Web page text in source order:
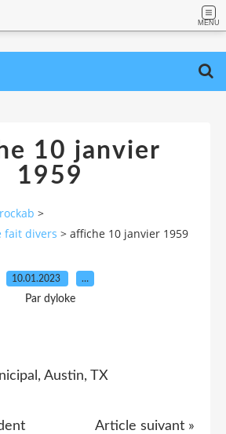
MENU
10 janvier
1959
>
fait divers > affiche 10 janvier 1959
10.01.2023 …
Par dyloke
Austin, TX
Article suivant »